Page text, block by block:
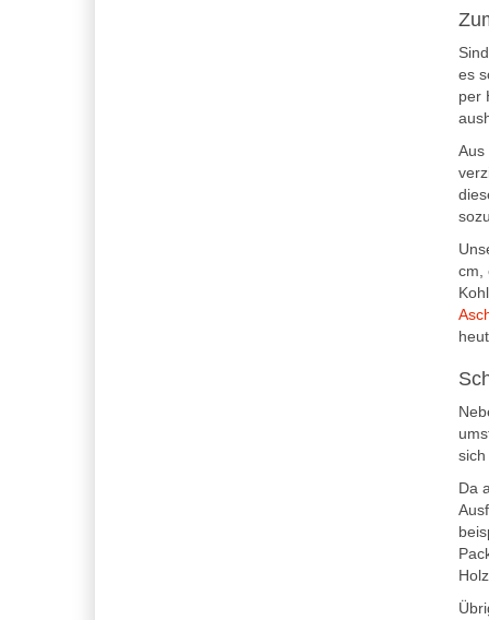
es
per
Aus
cm,
Da